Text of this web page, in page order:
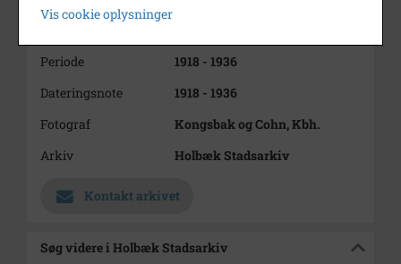
Periode
1918 - 1936
Dateringsnote
1918 - 1936
Fotograf
Kongsbak og Cohn, Kbh.
Arkiv
Holbæk Stadsarkiv
Kontakt arkivet
Søg videre i Holbæk Stadsarkiv
Vis cookie oplysninger